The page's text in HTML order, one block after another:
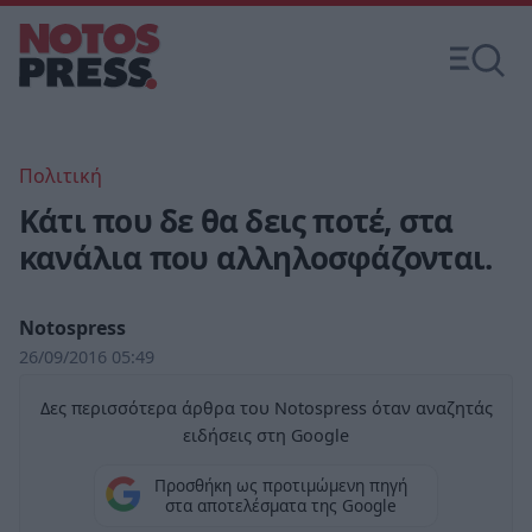
Πολιτική
Κάτι που δε θα δεις ποτέ, στα
κανάλια που αλληλοσφάζονται.
Notospress
26/09/2016 05:49
Δες περισσότερα άρθρα του Notospress όταν αναζητάς
ειδήσεις στη Google
Προσθήκη ως προτιμώμενη πηγή
στα αποτελέσματα της Google